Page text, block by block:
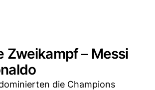
Zweikampf – Messi
die Champions